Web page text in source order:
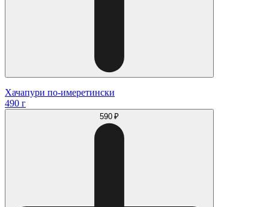
Хачапури по-имеретински
490 г
590 ₽